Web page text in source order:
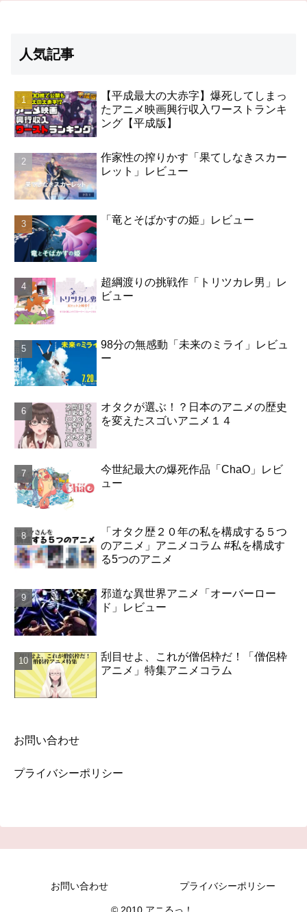
人気記事
【平成最大の大赤字】爆死してしまっ
たアニメ映画興行収入ワーストランキ
ング【平成版】
作家性の搾りかす「果てしなきスカー
レット」レビュー
「竜とそばかすの姫」レビュー
超綱渡りの挑戦作「トリツカレ男」レ
ビュー
98分の無感動「未来のミライ」レビュ
ー
オタクが選ぶ！？日本のアニメの歴史
を変えたスゴいアニメ１４
今世紀最大の爆死作品「ChaO」レビ
ュー
「オタク歴２０年の私を構成する５つ
のアニメ」アニメコラム #私を構成す
る5つのアニメ
邪道な異世界アニメ「オーバーロー
ド」レビュー
刮目せよ、これが僧侶枠だ！「僧侶枠
アニメ」特集アニメコラム
お問い合わせ
プライバシーポリシー
お問い合わせ プライバシーポリシー